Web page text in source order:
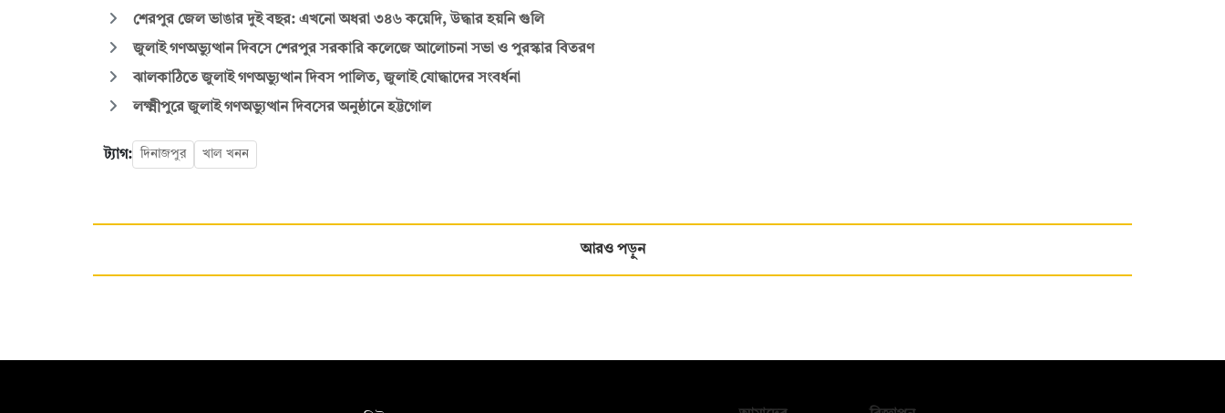
শেরপুর জেল ভাঙার দুই বছর: এখনো অধরা ৩৪৬ কয়েদি, উদ্ধার হয়নি গুলি
জুলাই গণঅভ্যুত্থান দিবসে শেরপুর সরকারি কলেজে আলোচনা সভা ও পুরস্কার বিতরণ
ঝালকাঠিতে জুলাই গণঅভ্যুত্থান দিবস পালিত, জুলাই যোদ্ধাদের সংবর্ধনা
লক্ষ্মীপুরে জুলাই গণঅভ্যুত্থান দিবসের অনুষ্ঠানে হট্টগোল
ট্যাগ: দিনাজপুর খাল খনন
আরও পড়ুন